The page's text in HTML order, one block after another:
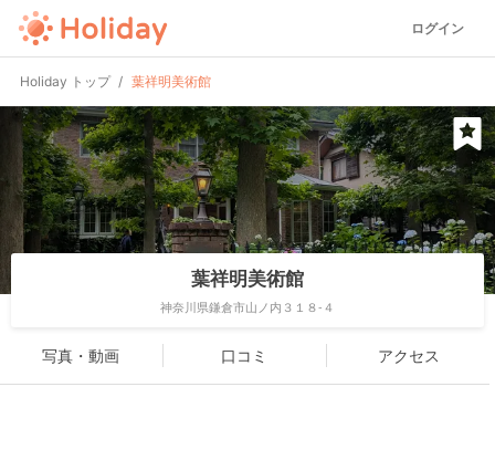
ログイン
Holiday トップ 葉祥明美術館
葉祥明美術館
神奈川県鎌倉市山ノ内３１８-４
写真・動画 口コミ アクセス